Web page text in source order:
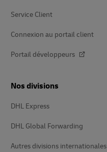
Service Client
Connexion au portail client
Portail développeurs
Nos divisions
DHL Express
DHL Global Forwarding
Autres divisions internationales